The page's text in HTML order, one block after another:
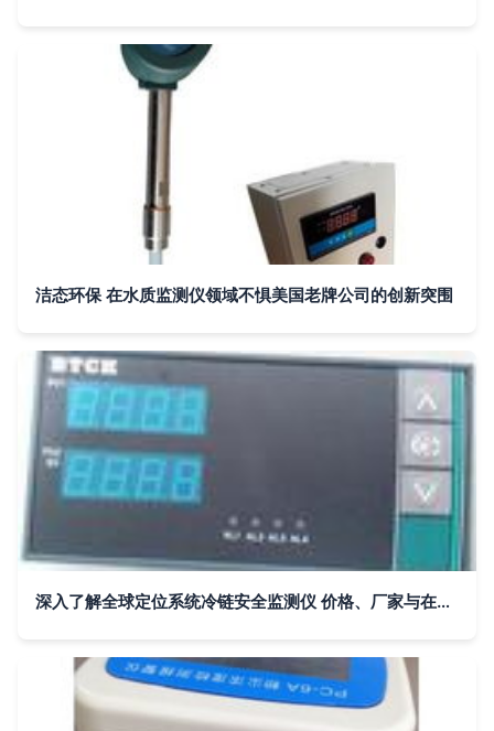
洁态环保 在水质监测仪领域不惧美国老牌公司的创新突围
深入了解全球定位系统冷链安全监测仪 价格、厂家与在线监测科技解析